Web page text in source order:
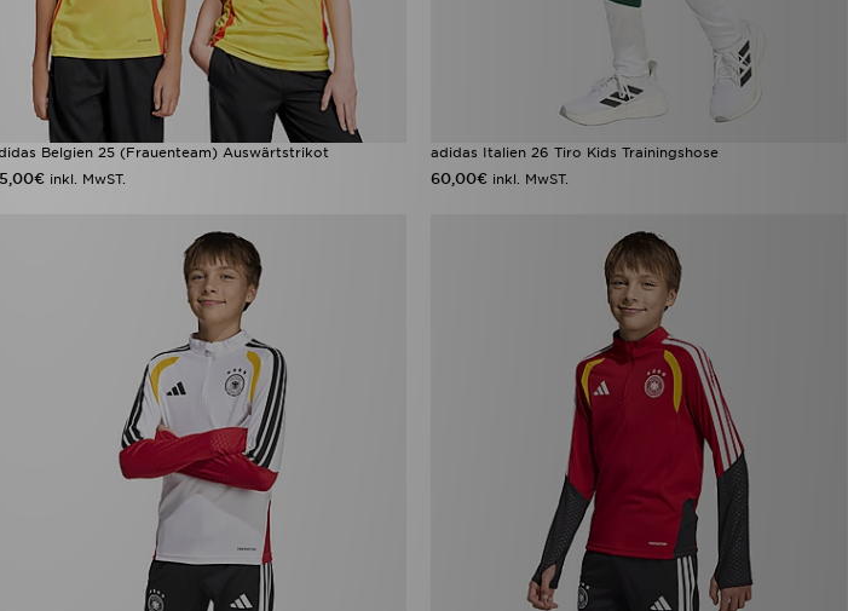
Belgien 25 (Frauenteam) Auswärtstrikot
inkl. MwST.
adidas Italien 26 Tiro Kids Trainingshose
60,00€ inkl. MwST.